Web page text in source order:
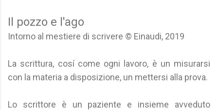
Il pozzo e l'ago
Intorno al mestiere di scrivere © Einaudi, 2019
La scrittura, cosí come ogni lavoro, è un misurarsi
con la materia a disposizione, un mettersi alla prova.
Lo scrittore è un paziente e insieme avveduto